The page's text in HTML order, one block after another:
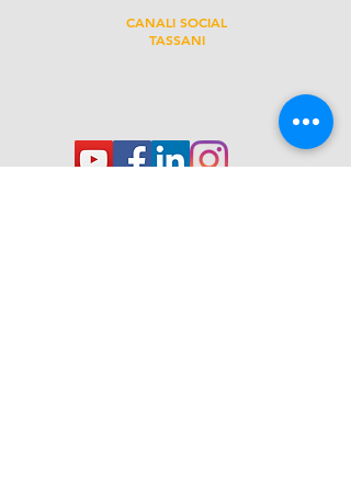
CANALI SOCIAL
TASSANI